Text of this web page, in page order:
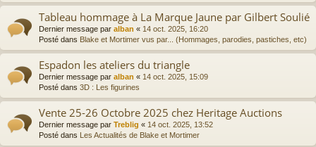
Tableau hommage à La Marque Jaune par Gilbert Soulié
Dernier message par alban « 14 oct. 2025, 16:20
Posté dans Blake et Mortimer vus par... (Hommages, parodies, pastiches, etc)
Espadon les ateliers du triangle
Dernier message par alban « 14 oct. 2025, 15:09
Posté dans 3D : Les figurines
Vente 25-26 Octobre 2025 chez Heritage Auctions
Dernier message par Treblig « 14 oct. 2025, 13:52
Posté dans Les Actualités de Blake et Mortimer